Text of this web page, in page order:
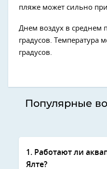
пляже может сильно
Днем воздух в среднем
градусов. Температура
градусов.
Популярные
1. Работают ли
Ялте?